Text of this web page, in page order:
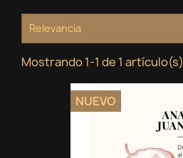
Relevancia
Mostrando 1-1 de 1 artículo(s)
NUEVO